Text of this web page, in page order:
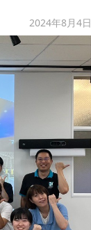
2024年8月4日